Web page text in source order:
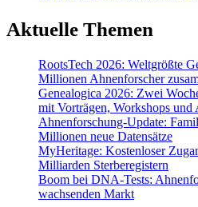
Aktuelle Themen
RootsTech 2026: Weltgrößte
Millionen Ahnenforscher
Genealogica 2026: Zwei
mit Vorträgen, Workshops und
Ahnenforschung-Update:
Millionen neue Datensätze
MyHeritage: Kostenloser
Milliarden Sterberegistern
Boom bei DNA-Tests:
wachsenden Markt